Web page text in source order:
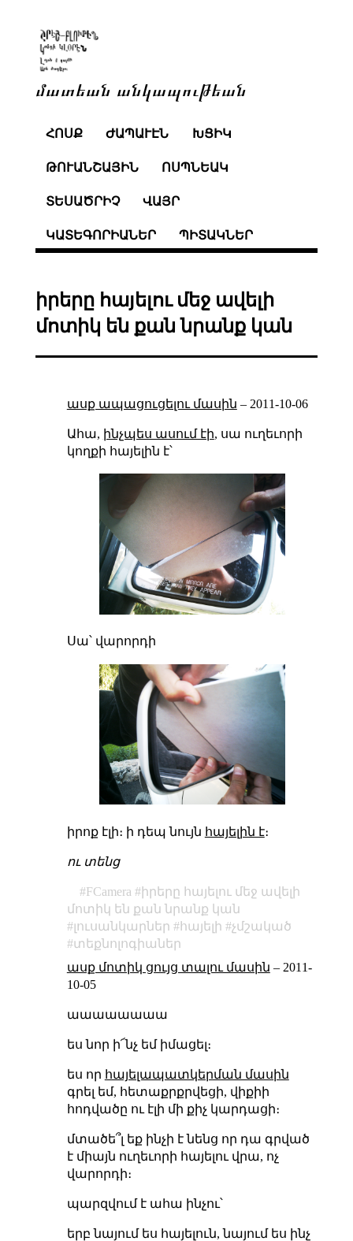
մատեան անկապութեան
ՀՈՍՔ ԺԱՊԱՒԷՆ ԽՑԻԿ
ԹՈՒԱՆՇԱՅԻՆ ՈՍՊՆԵԱԿ
ՏԵՍԱԾՐԻՉ ՎԱՅՐ
ԿԱՏԵԳՈՐԻԱՆԵՐ ՊԻՏԱԿՆԵՐ
իրերը հայելու մեջ ավելի
մոտիկ են քան նրանք կան
ասք ապացուցելու մասին – 2011-10-06
Ահա, ինչպես ասում էի, սա ուղեւորի
կողքի հայելին է՝
Սա՝ վարորդի
իրոք էլի։ ի դեպ նույն հայելին է։
ու տենց
FCamera
իրերը հայելու մեջ ավելի
մոտիկ են քան նրանք կան
լուսանկարներ
հայելի
չմշակած
տեքնոլոգիաներ
ասք մոտիկ ցույց տալու մասին – 2011-
10-05
աաաաաաաա
ես նոր ի՜նչ եմ իմացել։
ես որ հայելապատկերման մասին
գրել եմ, հետաքրքրվեցի, վիքիի
հոդվածը ու էլի մի քիչ կարդացի։
մտածե՞լ եք ինչի է նենց որ դա գրված
է միայն ուղեւորի հայելու վրա, ոչ
վարորդի։
պարզվում է ահա ինչու՝
երբ նայում ես հայելուն, նայում ես ինչ